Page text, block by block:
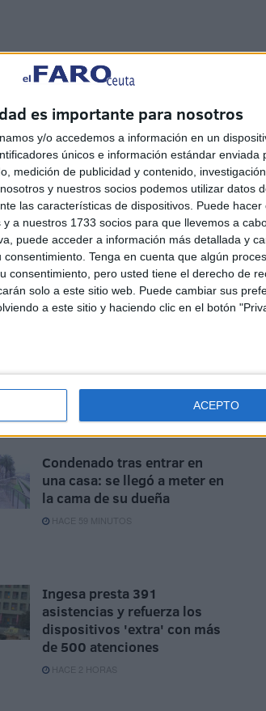
es importante para nosotros
y/o accedemos a información en un
únicos e información estándar enviada
medición de publicidad y contenido,
y nuestros socios podemos utilizar datos
las características de dispositivos. Puede hacer
a nuestros 1733 socios para que llevemos a
puede acceder a información más detallada y
Tenga en cuenta que algún
consentimiento, pero usted tiene el derecho de
solo a este sitio web. Puede cambiar sus
a este sitio y haciendo clic en el botón
ACEPTO
de Fidela en Los Remedios
Condenado tras entrar en
una casa: se llegó a meter en
la cama de su dueña
HACE 59 MINUTOS
Ingesa presta 391
asistencias y refuerza los
dispositivos 'extra' con más
de 500 atenciones
HACE 2 HORAS